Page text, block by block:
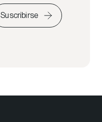
Suscribirse